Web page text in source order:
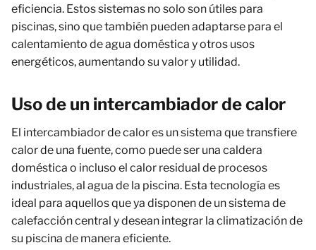
eficiencia. Estos sistemas no solo son útiles para
piscinas, sino que también pueden adaptarse para el
calentamiento de agua doméstica y otros usos
energéticos, aumentando su valor y utilidad.
Uso de un intercambiador de calor
El intercambiador de calor es un sistema que transfiere
calor de una fuente, como puede ser una caldera
doméstica o incluso el calor residual de procesos
industriales, al agua de la piscina. Esta tecnología es
ideal para aquellos que ya disponen de un sistema de
calefacción central y desean integrar la climatización de
su piscina de manera eficiente.